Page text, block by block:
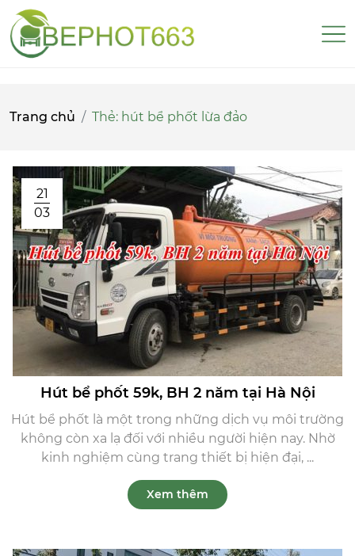
Trang chủ Thẻ: hút bể phốt lừa đảo
21
03
Hút bể phốt 59k, BH 2 năm tại Hà Nội
Hút bể phốt là một trong những dịch vụ môi trường
không còn xa lạ đối với nhiều người hiện nay. Nhờ
kinh nghiệm cùng trang thiết bị hiện đại, ...
Xem thêm